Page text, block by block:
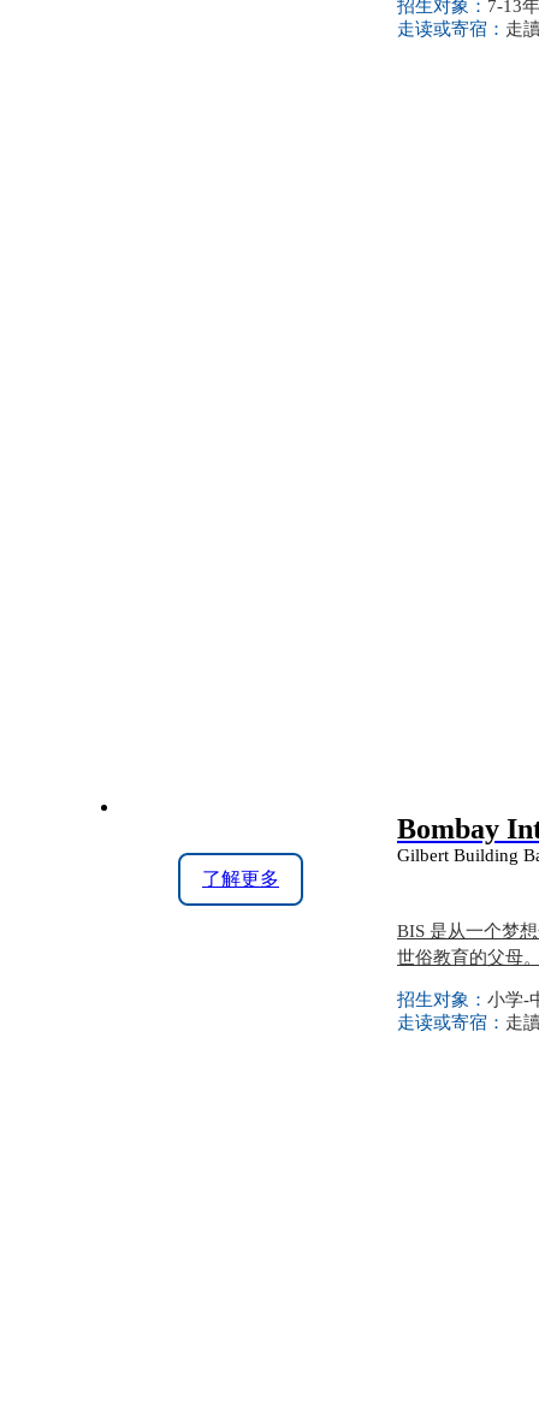
招生对象： 7-13
走读或寄宿： 走
了解更多
Bombay
Gilbert Building
BIS 是从一个梦
世俗教育的父母
招生对象： 小学-
走读或寄宿： 走